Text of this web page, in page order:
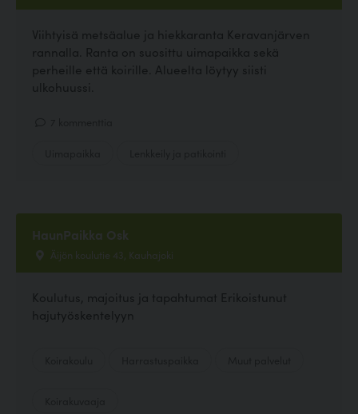
Viihtyisä metsäalue ja hiekkaranta Keravanjärven
rannalla. Ranta on suosittu uimapaikka sekä
perheille että koirille. Alueelta löytyy siisti
ulkohuussi.
HaunPaikka Osk
Äijön koulutie 43, Kauhajoki
Koulutus, majoitus ja tapahtumat Erikoistunut
hajutyöskentelyyn